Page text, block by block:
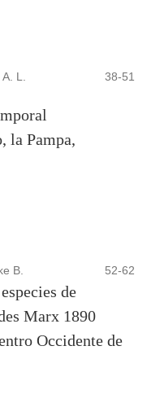
L.
38-51
la Pampa,
B. 52-62
de
Marx 1890
Occidente de